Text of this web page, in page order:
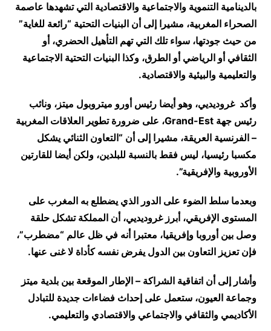
بالدينامية التنموية والاجتماعية والاقتصادية التي تشهدها عاصمة
الصحراء المغربية، مشيرا إلى أن البنيات التحتية “رائعة للغاية”
من حيث جودتها، سواء تلك التي تهم التأهيل الحضري، أو
الثقافي أو الرياضي أو الطرق، وكذا البنيات التحتية الاجتماعية
والتعليمية والبيئية والاقتصادية.
وأكد غروديديي، وهو أيضا رئيس أورو ميتروبول ميتز، ونائب
رئيس جهة Grand-Est، على ضرورة تطوير العلاقات المغربية
– الفرنسية العريقة، مشيرا إلى أن “التعاون الثنائي يشكل
مكسبا رئيسيا، ليس فقط بالنسبة للبلدين، ولكن أيضا للقارتين
الأوروبية والإفريقية”.
وبعدما سلط الضوء على الدور الذي يضطلع به المغرب على
المستوى الإفريقي، أبرز غروديديي، أن المملكة تشكل حلقة
وصل بين أوروبا وإفريقيا، معتبرا أنه في ظل عالم “مضطرب”،
فإن تعزيز التعاون بين الدول يفرض نفسه كأداة لا غنى عنها.
وأشار إلى أن اتفاقية الشراكة – الإطار الموقعة بين بلدية ميتز
وجماعة العيون، ستعمل على إحداث فضاءات جديدة للتبادل
الأكاديمي والثقافي والاجتماعي والاقتصادي والتعليمي.